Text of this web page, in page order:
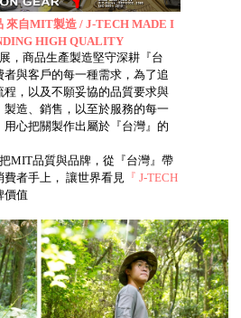
來自MIT製造 / J-TECH MADE I
HIGH QUALITY
，商品生產製造堅守深耕『台
與客戶的每一種需求，為了追
程，以及不願妥協的品質要求與
製造、銷售，以至於服務的每一
心把關製作出屬於『台灣』的
MIT品質與品牌，從『台灣』帶
者手上， 讓世界看見
『 J-TECH
價值